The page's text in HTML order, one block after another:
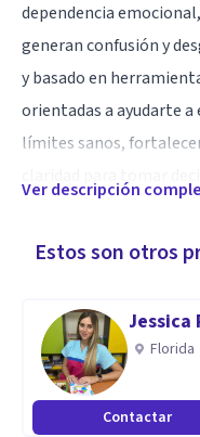
dependencia
generan confusión y
y basado en
orientadas a ayudarte
límites sanos,
Trabajo desde la
marcas el ritmo y
devuelva estabilidad
personal. Mi prioridad
comprendida y segura
más sanas, una vida
Ver descripción
Estos son otros
Jessica
Florida
Contactar